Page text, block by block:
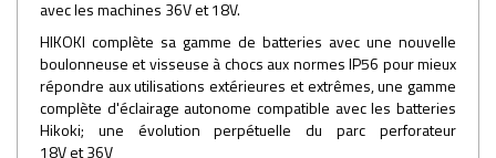
avec les machines 36V et 18V.
HIKOKI complète sa gamme de batteries avec une nouvelle
boulonneuse et visseuse à chocs aux normes IP56 pour mieux
répondre aux utilisations extérieures et extrêmes, une gamme
complète d'éclairage autonome compatible avec les batteries
Hikoki; une évolution perpétuelle du parc perforateur
18V et 36V